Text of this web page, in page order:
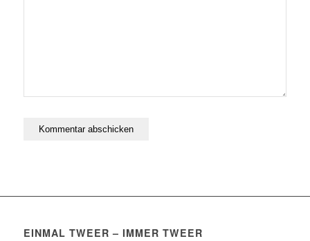
EINMAL TWEER – IMMER TWEER